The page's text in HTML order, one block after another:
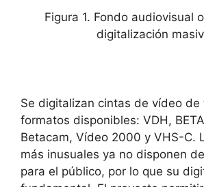
Figura 1. Fondo audiovisual
digitalización
Se digitalizan cintas de vídeo de
formatos disponibles: VDH,
Betacam, Vídeo 2000 y VHS-C.
más inusuales ya no disponen
para el público, por lo que su